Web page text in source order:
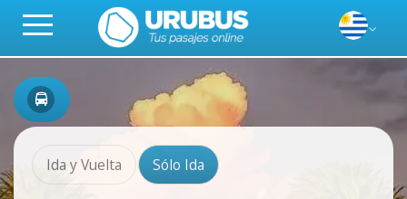
Ida y Vuelta Sólo Ida